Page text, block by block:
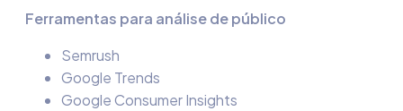
Ferramentas para análise de público
Semrush
Google Trends
Google Consumer Insights